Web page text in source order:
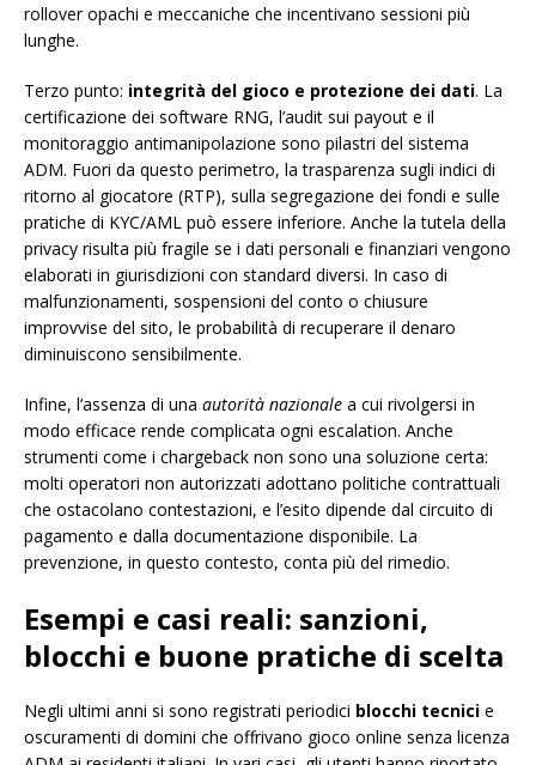
rollover opachi e meccaniche che incentivano sessioni più
lunghe.
Terzo punto: integrità del gioco e protezione dei dati. La
certificazione dei software RNG, l’audit sui payout e il
monitoraggio antimanipolazione sono pilastri del sistema
ADM. Fuori da questo perimetro, la trasparenza sugli indici di
ritorno al giocatore (RTP), sulla segregazione dei fondi e sulle
pratiche di KYC/AML può essere inferiore. Anche la tutela della
privacy risulta più fragile se i dati personali e finanziari vengono
elaborati in giurisdizioni con standard diversi. In caso di
malfunzionamenti, sospensioni del conto o chiusure
improvvise del sito, le probabilità di recuperare il denaro
diminuiscono sensibilmente.
Infine, l’assenza di una autorità nazionale a cui rivolgersi in
modo efficace rende complicata ogni escalation. Anche
strumenti come i chargeback non sono una soluzione certa:
molti operatori non autorizzati adottano politiche contrattuali
che ostacolano contestazioni, e l’esito dipende dal circuito di
pagamento e dalla documentazione disponibile. La
prevenzione, in questo contesto, conta più del rimedio.
Esempi e casi reali: sanzioni,
blocchi e buone pratiche di scelta
Negli ultimi anni si sono registrati periodici blocchi tecnici e
oscuramenti di domini che offrivano gioco online senza licenza